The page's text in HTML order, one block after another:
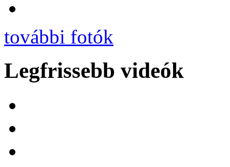
további fotók
Legfrissebb videók